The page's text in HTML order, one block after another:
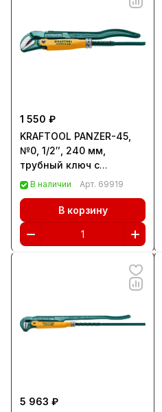
1 550 ₽
KRAFTOOL PANZER-45,
№0, 1/2″, 240 мм,
трубный ключ с
изогнутыми губками
В наличии Арт. 69919
В корзину
5 963 ₽